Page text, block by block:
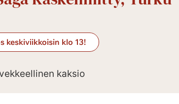
keskiviikkoisin klo 13!
kaksio